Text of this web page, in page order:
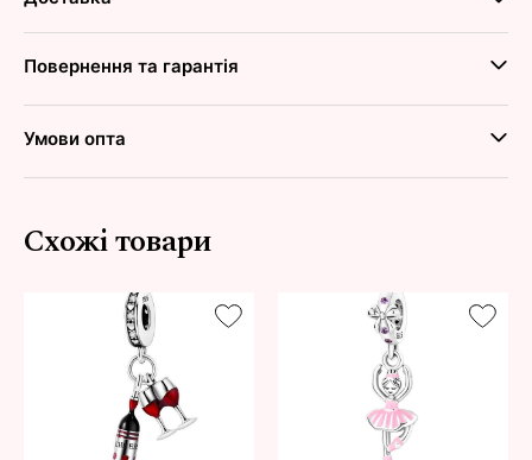
Повернення та гарантія
Умови опта
Схожі товари